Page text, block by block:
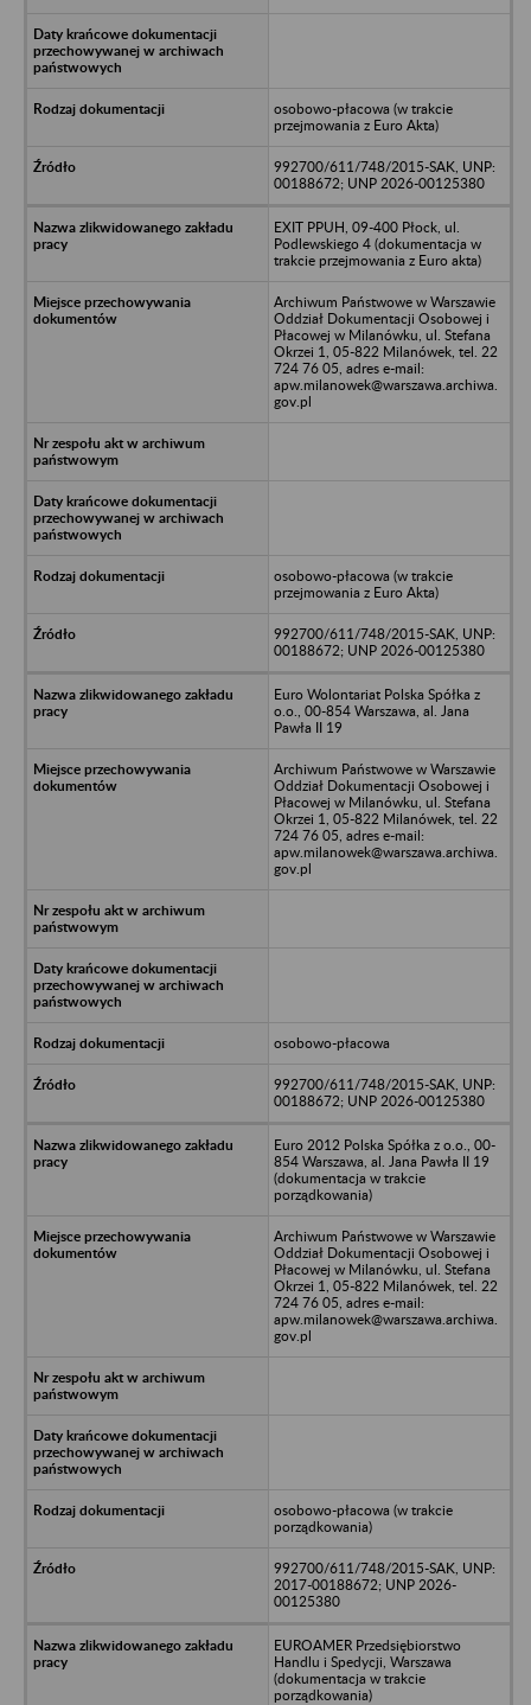
osobowo-płacowa (w trakcie
przejmowania z Euro Akta)
992700/611/748/2015-SAK, UNP:
00188672; UNP 2026-00125380
EXIT PPUH, 09-400 Płock, ul.
Podlewskiego 4 (dokumentacja w
trakcie przejmowania z Euro akta)
Archiwum Państwowe w Warszawie
Oddział Dokumentacji Osobowej i
Płacowej w Milanówku, ul. Stefana
Okrzei 1, 05-822 Milanówek, tel. 22
724 76 05, adres e-mail:
apw.milanowek@warszawa.archiwa.
gov.pl
osobowo-płacowa (w trakcie
przejmowania z Euro Akta)
992700/611/748/2015-SAK, UNP:
00188672; UNP 2026-00125380
Euro Wolontariat Polska Spółka z
o.o., 00-854 Warszawa, al. Jana
Pawła II 19
Archiwum Państwowe w Warszawie
Oddział Dokumentacji Osobowej i
Płacowej w Milanówku, ul. Stefana
Okrzei 1, 05-822 Milanówek, tel. 22
724 76 05, adres e-mail:
apw.milanowek@warszawa.archiwa.
gov.pl
osobowo-płacowa
992700/611/748/2015-SAK, UNP:
00188672; UNP 2026-00125380
Euro 2012 Polska Spółka z o.o., 00-
854 Warszawa, al. Jana Pawła II 19
(dokumentacja w trakcie
porządkowania)
Archiwum Państwowe w Warszawie
Oddział Dokumentacji Osobowej i
Płacowej w Milanówku, ul. Stefana
Okrzei 1, 05-822 Milanówek, tel. 22
724 76 05, adres e-mail:
apw.milanowek@warszawa.archiwa.
gov.pl
osobowo-płacowa (w trakcie
porządkowania)
992700/611/748/2015-SAK, UNP:
2017-00188672; UNP 2026-
00125380
EUROAMER Przedsiębiorstwo
Handlu i Spedycji, Warszawa
(dokumentacja w trakcie
porządkowania)